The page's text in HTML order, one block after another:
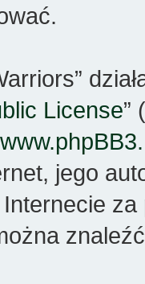
License”
jego